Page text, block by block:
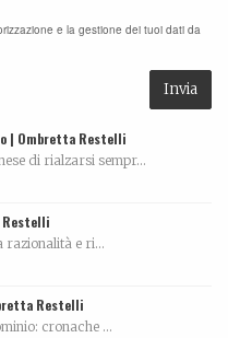
e la gestione dei tuoi dati da
| Ombretta Restelli
di rialzarsi sempr...
razionalità e ri...
Restelli
cronache ...